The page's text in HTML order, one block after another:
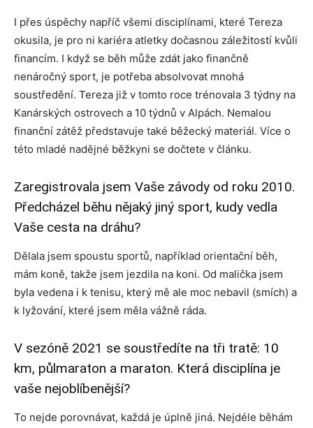
I přes úspěchy napříč všemi disciplínami, které Tereza
okusila, je pro ni kariéra atletky dočasnou záležitostí kvůli
financím. I když se běh může zdát jako finančně
nenáročný sport, je potřeba absolvovat mnohá
soustředění. Tereza již v tomto roce trénovala 3 týdny na
Kanárských ostrovech a 10 týdnů v Alpách. Nemalou
finanční zátěž představuje také běžecký materiál. Více o
této mladé nadějné běžkyni se dočtete v článku.
Zaregistrovala jsem Vaše závody od roku 2010.
Předcházel běhu nějaký jiný sport, kudy vedla
Vaše cesta na dráhu?
Dělala jsem spoustu sportů, například orientační běh,
mám koně, takže jsem jezdila na koni. Od malička jsem
byla vedena i k tenisu, který mě ale moc nebavil (smích) a
k lyžování, které jsem měla vážně ráda.
V sezóně 2021 se soustředíte na tři tratě: 10
km, půlmaraton a maraton. Která disciplína je
vaše nejoblíbenější?
To nejde porovnávat, každá je úplně jiná. Nejdéle běhám